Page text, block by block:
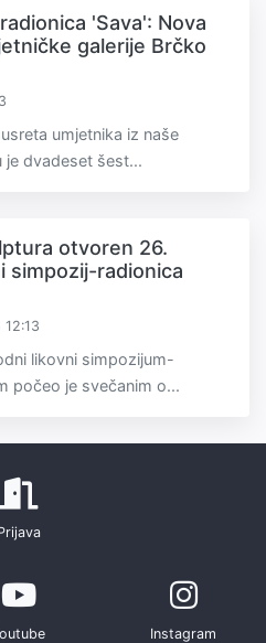
'Sava': Nova
galerije Brčko
umjetnika iz naše
je dvadeset šest...
otvoren 26.
simpozij-radionica
12:13
likovni simpozijum-
počeo je svečanim o...
Instagram